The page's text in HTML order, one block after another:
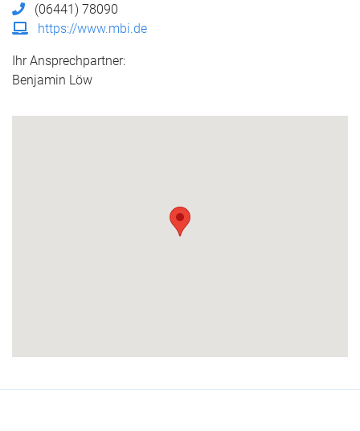
(06441) 78090
https://www.mbi.de
Ihr Ansprechpartner:
Benjamin Löw